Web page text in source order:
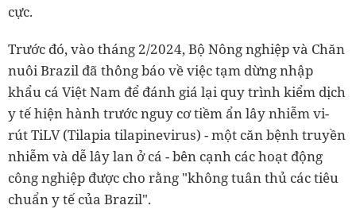
cực.
Trước đó, vào tháng 2/2024, Bộ Nông nghiệp và Chăn
nuôi Brazil đã thông báo về việc tạm dừng nhập
khẩu cá Việt Nam để đánh giá lại quy trình kiểm dịch
y tế hiện hành trước nguy cơ tiềm ẩn lây nhiễm vi-
rút TiLV (Tilapia tilapinevirus) - một căn bệnh truyền
nhiễm và dễ lây lan ở cá - bên cạnh các hoạt động
công nghiệp được cho rằng "không tuân thủ các tiêu
chuẩn y tế của Brazil".